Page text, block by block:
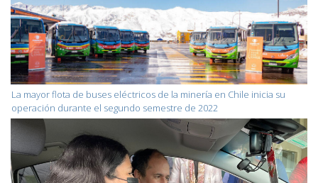
La mayor flota de buses eléctricos de la minería en Chile inicia su
operación durante el segundo semestre de 2022